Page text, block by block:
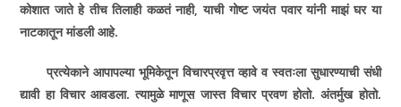
कोशात जाते हे तीच तिलाही कळतं नाही, याची गोष्ट जयंत पवार यांनी माझं घर या
नाटकातून मांडली आहे.
प्रत्येकाने आपापल्या भूमिकेतून विचारप्रवृत्त व्हावे व स्वतःला सुधारण्याची संधी
द्यावी हा विचार आवडला. त्यामुळे माणूस जास्त विचार प्रवण होतो. अंतर्मुख होतो.